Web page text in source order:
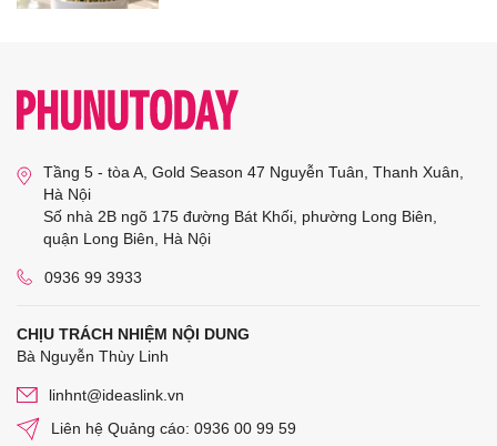
Tầng 5 - tòa A, Gold Season 47 Nguyễn Tuân, Thanh Xuân,
Hà Nội
Số nhà 2B ngõ 175 đường Bát Khối, phường Long Biên,
quận Long Biên, Hà Nội
0936 99 3933
CHỊU TRÁCH NHIỆM NỘI DUNG
Bà Nguyễn Thùy Linh
linhnt@ideaslink.vn
Liên hệ Quảng cáo: 0936 00 99 59